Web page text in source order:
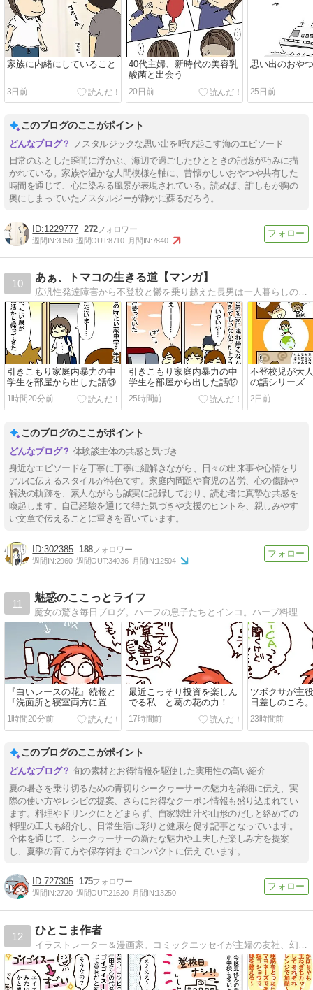
家族に内緒にしていること
3日前
40代主婦、新時代の美容乳
酸菌と出会う
20日前
思い出のおや
25日前
このブログのここがポイント
ノスタルジックな思い出を呼び起こす海のエピソード
日常のふとした瞬間に浮かぶ、海辺で過ごしたひとときの記憶が巧みに描
かれている。家族や温かな人間模様を軸に、昔懐かしいおやつや共有した
時間を通じて、心に染みる風景が表現されている。読めば、誰しもが胸の
奥にしまっていたノスタルジーが静かに蘇るだろう。
1229777 272
週間IN:3050 週間OUT:8710 月間IN:7840
10
あぁ、トマコの生きる道【マンガ】
広汎性発達障害から不登校と鬱を乗り越えた長男は一人暮らしの社会人二年生。ADHDを抱えた次男は社会人一年生。発達障害３兄弟を育てる母トマコの４〜１６コママンガ。
引きこもり家庭内暴力の中
学生を部屋から出した話⑬
1時間20分前
引きこもり家庭内暴力の中
学生を部屋から出した話⑫
25時間前
不登校児が大
の話シリーズ
2日前
このブログのここがポイント
体験談主体の共感と気づき
身近なエピソードを丁寧に丁寧に紐解きながら、日々の出来事や心情をリ
アルに伝えるスタイルが特色です。家庭内問題や育児の苦労、心の傷跡や
解決の軌跡を、素人ながらも誠実に記録しており、読む者に真摯な共感を
喚起します。自己経験を通じて得た気づきや支援のヒントを、親しみやす
い文章で伝えることに重きを置いています。
302385 188
週間IN:2960 週間OUT:34936 月間IN:12504
11
魅惑のここっとライフ
『白いレースの花』続報と
『洗面所と寝室両方に置い
てあるもの』
1時間20分前
最近こっそり投資を楽しん
でる私…と葛の花の力！
17時間前
ツボクサが主
日差しのころ。
23時間前
このブログのここがポイント
旬の素材とお得情報を駆使した実用性の高い紹介
夏の暑さを乗り切るための青切りシークヮーサーの魅力を詳細に伝え、実
際の使い方やレシピの提案、さらにお得なクーポン情報も盛り込まれてい
ます。料理やドリンクにとどまらず、自家製出汁や山形のだしと絡めての
料理の工夫も紹介し、日常生活に彩りと健康を促す記事となっています。
全体を通じて、シークヮーサーの新たな魅力や工夫した楽しみ方を提案
し、夏季の育て方や保存術までコンパクトに伝えています。
727305 175
週間IN:2720 週間OUT:21620 月間IN:13250
12
ひとこま作者